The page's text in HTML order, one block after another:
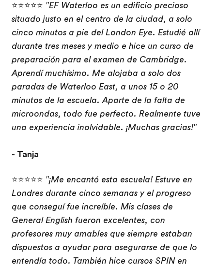
⭐⭐⭐⭐⭐ "EF Waterloo es un edificio precioso
situado justo en el centro de la ciudad, a solo
cinco minutos a pie del London Eye. Estudié allí
durante tres meses y medio e hice un curso de
preparación para el examen de Cambridge.
Aprendí muchísimo. Me alojaba a solo dos
paradas de Waterloo East, a unos 15 o 20
minutos de la escuela. Aparte de la falta de
microondas, todo fue perfecto. Realmente tuve
una experiencia inolvidable. ¡Muchas gracias!"
- Tanja
⭐⭐⭐⭐⭐ "¡Me encantó esta escuela! Estuve en
Londres durante cinco semanas y el progreso
que conseguí fue increíble. Mis clases de
General English fueron excelentes, con
profesores muy amables que siempre estaban
dispuestos a ayudar para asegurarse de que lo
entendía todo. También hice cursos SPIN en